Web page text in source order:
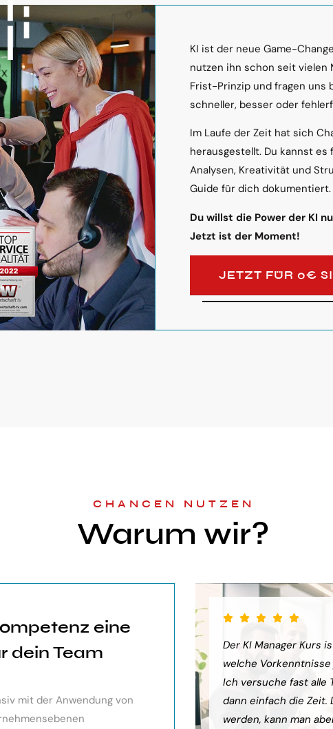
KI ist der neue Game-
nutzen ihn schon seit vielen
Frist-Prinzip und fragen uns
schneller, besser oder
Im Laufe der Zeit hat sich
herausgestellt. Du kannst
Analysen, Kreativität und
Guide für dich dokumentiert.
Du willst die Power der KI
Jetzt ist der Moment!
JETZT FÜR 0€
CHANCEN NUTZEN
Warum wir?
eine
dein Team
mit der Anwendung von
sehr weiter gebracht. Ein toller
gibt, mit kleinem Ausblick.
eingegangen, teilweise
Anleitungen zum Download
Der KI Manager Kurs
welche
Ich versuche fast alle
dann einfach die Zeit.
werden, kann man